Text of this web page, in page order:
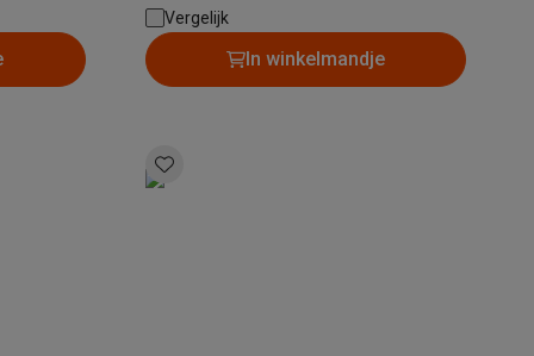
5
Draaischotel: Ja | Aantal vermogens: 5
Vergelijk
In winkelmandje